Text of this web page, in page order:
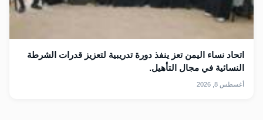
اتحاد نساء اليمن تعز ينفذ دورة تدريبية لتعزيز قدرات الشرطة
النسائية في مجال التأهيل.
أغسطس 8, 2026